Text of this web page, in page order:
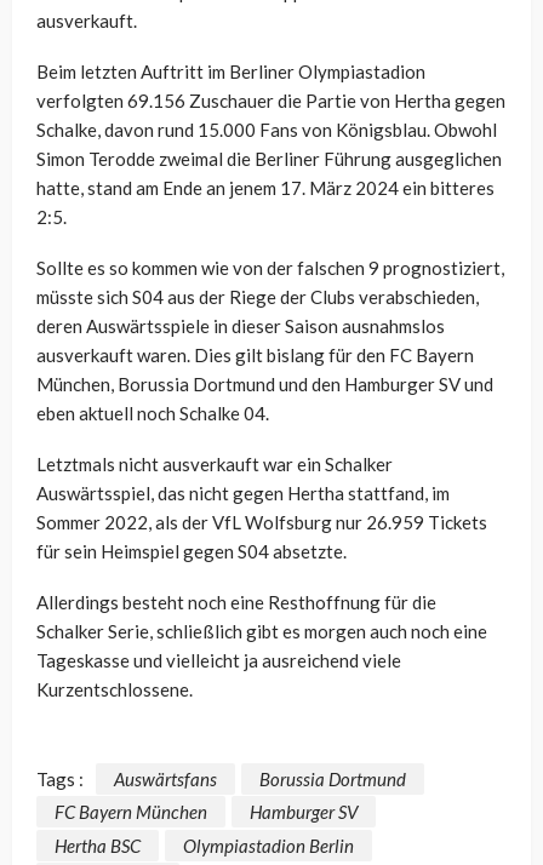
ausverkauft.
Beim letzten Auftritt im Berliner Olympiastadion
verfolgten 69.156 Zuschauer die Partie von Hertha gegen
Schalke, davon rund 15.000 Fans von Königsblau. Obwohl
Simon Terodde zweimal die Berliner Führung ausgeglichen
hatte, stand am Ende an jenem 17. März 2024 ein bitteres
2:5.
Sollte es so kommen wie von der falschen 9 prognostiziert,
müsste sich S04 aus der Riege der Clubs verabschieden,
deren Auswärtsspiele in dieser Saison ausnahmslos
ausverkauft waren. Dies gilt bislang für den FC Bayern
München, Borussia Dortmund und den Hamburger SV und
eben aktuell noch Schalke 04.
Letztmals nicht ausverkauft war ein Schalker
Auswärtsspiel, das nicht gegen Hertha stattfand, im
Sommer 2022, als der VfL Wolfsburg nur 26.959 Tickets
für sein Heimspiel gegen S04 absetzte.
Allerdings besteht noch eine Resthoffnung für die
Schalker Serie, schließlich gibt es morgen auch noch eine
Tageskasse und vielleicht ja ausreichend viele
Kurzentschlossene.
Tags : Auswärtsfans
Borussia Dortmund
FC Bayern München
Hamburger SV
Hertha BSC
Olympiastadion Berlin